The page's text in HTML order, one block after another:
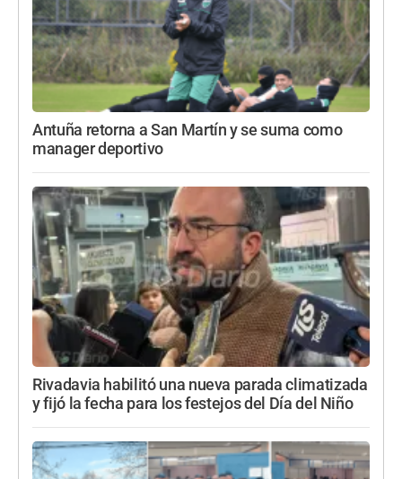
Antuña retorna a San Martín y se suma como
manager deportivo
Rivadavia habilitó una nueva parada climatizada
y fijó la fecha para los festejos del Día del Niño